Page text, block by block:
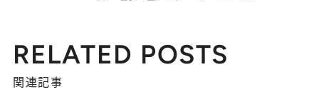
RELATED POSTS
関連記事